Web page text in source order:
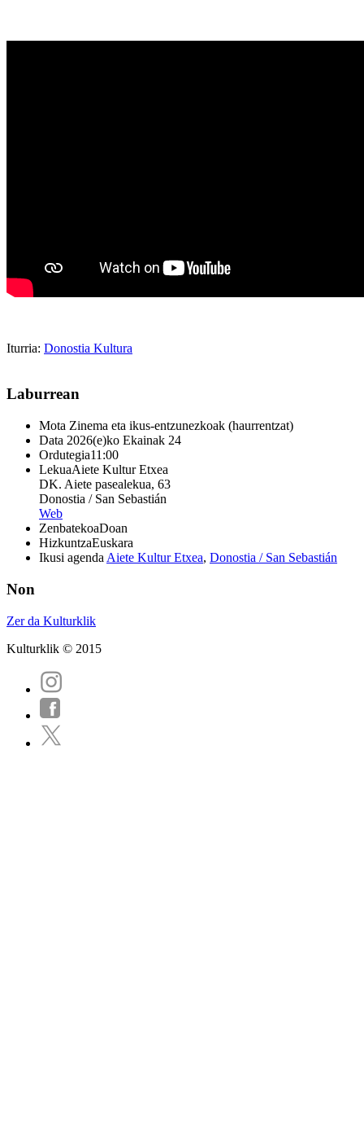
Iturria: Donostia Kultura
Laburrean
Mota Zinema eta ikus-entzunezkoak (haurrentzat)
Data 2026(e)ko Ekainak 24
Ordutegia11:00
LekuaAiete Kultur Etxea
DK. Aiete pasealekua, 63
Donostia / San Sebastián
Web
ZenbatekoaDoan
HizkuntzaEuskara
Ikusi agenda Aiete Kultur Etxea, Donostia / San Sebastián
Non
Zer da Kulturklik
Kulturklik © 2015